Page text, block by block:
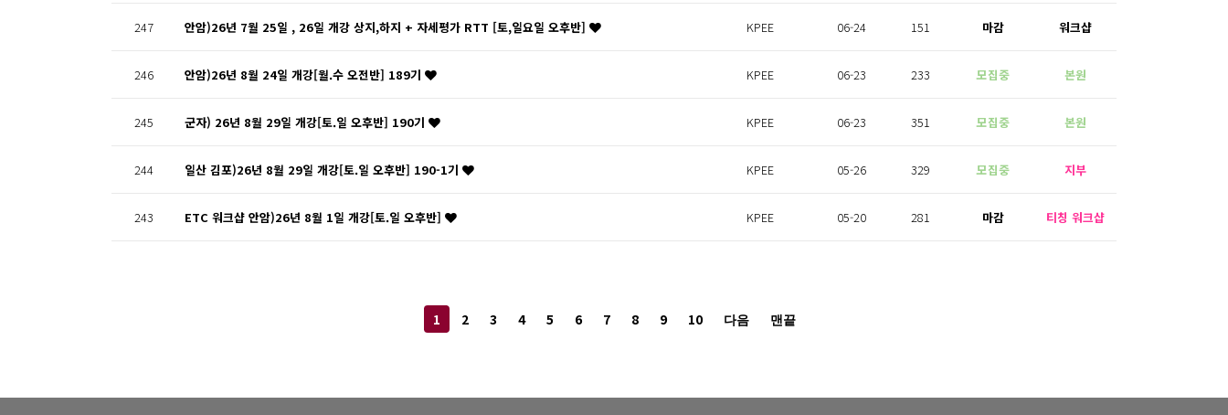
247 안암)26년 7월 25일 , 26일 개강 상지,하지 + 자세평가 RTT [토,일요일 오후반] KPEE 06-24 151 마감 워크샵
246 안암)26년 8월 24일 개강[월.수 오전반] 189기 KPEE 06-23 233 모집중 본원
245 군자) 26년 8월 29일 개강[토.일 오후반] 190기 KPEE 06-23 351 모집중 본원
244 일산 김포)26년 8월 29일 개강[토.일 오후반] 190-1기 KPEE 05-26 329 모집중 지부
243 ETC 워크샵 안암)26년 8월 1일 개강[토.일 오후반] KPEE 05-20 281 마감 티칭 워크샵
1 2 3 4 5 6 7 8 9 10 다음 맨끝